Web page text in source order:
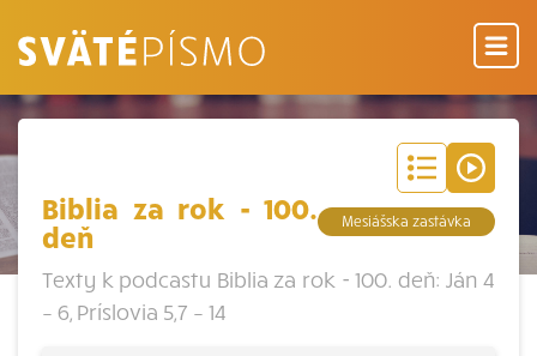
Biblia za rok - 100.
deň
Mesiášska zastávka
Texty k podcastu Biblia za rok - 100. deň: Ján 4
– 6, Príslovia 5,7 – 14